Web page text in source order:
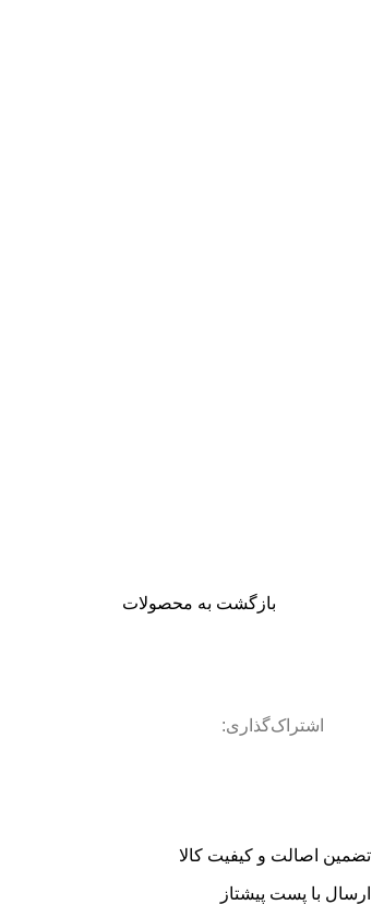
بازگشت به محصولات
اشتراک‌گذاری:
تضمین اصالت و کیفیت کالا
ارسال با پست پیشتاز